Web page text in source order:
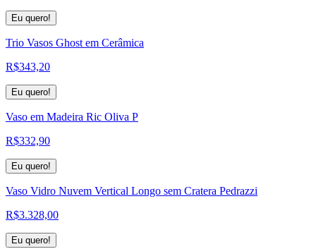
Eu quero!
Trio Vasos Ghost em Cerâmica
R$343,20
Eu quero!
Vaso em Madeira Ric Oliva P
R$332,90
Eu quero!
Vaso Vidro Nuvem Vertical Longo sem Cratera Pedrazzi
R$3.328,00
Eu quero!